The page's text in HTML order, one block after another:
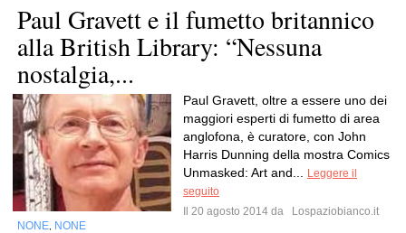
Paul Gravett e il fumetto britannico
alla British Library: “Nessuna
nostalgia,...
Paul Gravett, oltre a essere uno dei
maggiori esperti di fumetto di area
anglofona, è curatore, con John
Harris Dunning della mostra Comics
Unmasked: Art and...
Leggere il
seguito
Il 20 agosto 2014 da
Lospaziobianco.it
NONE NONE